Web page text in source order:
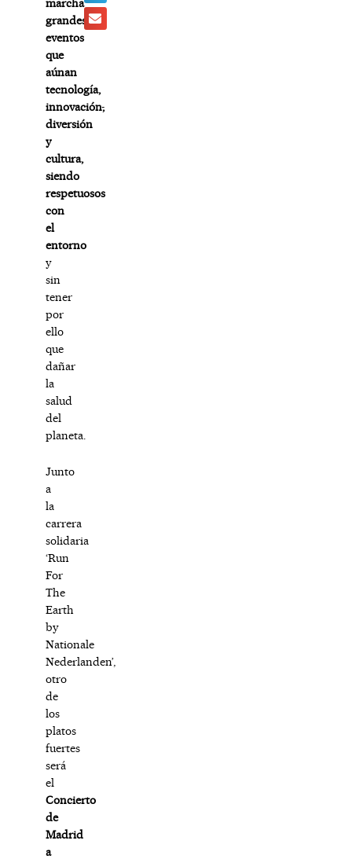
grandes
eventos
que
aúnan
tecnología,
innovación,
diversión
y
cultura,
siendo
respetuosos
con
el
entorno
y
sin
tener
por
ello
que
dañar
la
salud
del
planeta.
Junto
a
la
carrera
solidaria
‘Run
For
The
Earth
by
Nationale
Nederlanden’,
otro
de
los
platos
fuertes
será
el
Concierto
de
Madrid
a